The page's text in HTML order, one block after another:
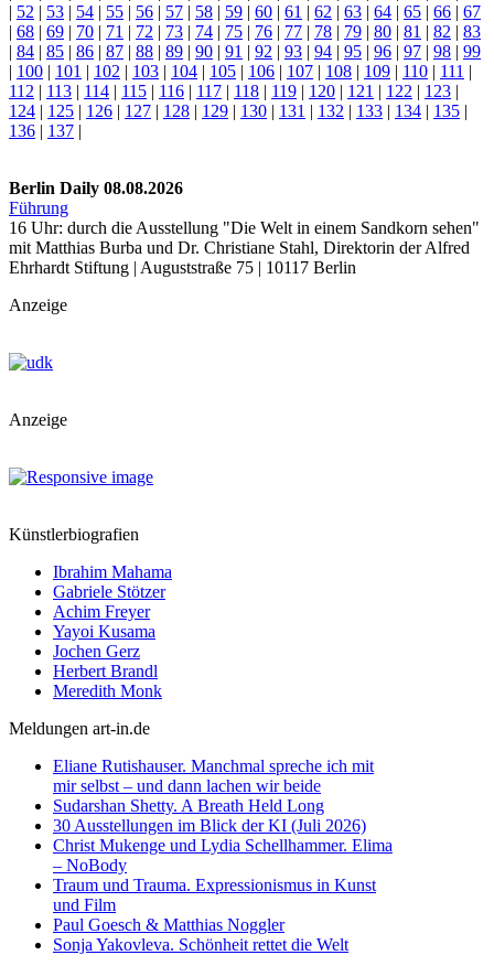
| 52 | 53 | 54 | 55 | 56 | 57 | 58 | 59 | 60 | 61 | 62 | 63 | 64 | 65 | 66 | 67
| 68 | 69 | 70 | 71 | 72 | 73 | 74 | 75 | 76 | 77 | 78 | 79 | 80 | 81 | 82 | 83
| 84 | 85 | 86 | 87 | 88 | 89 | 90 | 91 | 92 | 93 | 94 | 95 | 96 | 97 | 98 | 99
| 100 | 101 | 102 | 103 | 104 | 105 | 106 | 107 | 108 | 109 | 110 | 111 |
112 | 113 | 114 | 115 | 116 | 117 | 118 | 119 | 120 | 121 | 122 | 123 |
124 | 125 | 126 | 127 | 128 | 129 | 130 | 131 | 132 | 133 | 134 | 135 |
136 | 137 |
Berlin Daily 08.08.2026
Führung
16 Uhr: durch die Ausstellung "Die Welt in einem Sandkorn sehen"
mit Matthias Burba und Dr. Christiane Stahl, Direktorin der Alfred
Ehrhardt Stiftung | Auguststraße 75 | 10117 Berlin
Anzeige
Anzeige
Künstlerbiografien
Ibrahim Mahama
Gabriele Stötzer
Achim Freyer
Yayoi Kusama
Jochen Gerz
Herbert Brandl
Meredith Monk
Meldungen art-in.de
Eliane Rutishauser. Manchmal spreche ich mit
mir selbst – und dann lachen wir beide
Sudarshan Shetty. A Breath Held Long
30 Ausstellungen im Blick der KI (Juli 2026)
Christ Mukenge und Lydia Schellhammer. Elima
– NoBody
Traum und Trauma. Expressionismus in Kunst
und Film
Paul Goesch & Matthias Noggler
Sonja Yakovleva. Schönheit rettet die Welt